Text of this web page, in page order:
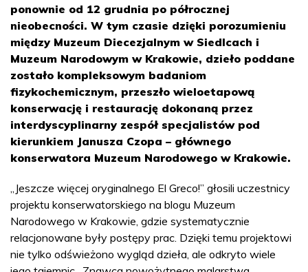
ponownie od 12 grudnia po półrocznej
nieobecności. W tym czasie dzięki porozumieniu
między Muzeum Diecezjalnym w Siedlcach i
Muzeum Narodowym w Krakowie, dzieło poddane
zostało kompleksowym badaniom
fizykochemicznym, przeszło wieloetapową
konserwację i restaurację dokonaną przez
interdyscyplinarny zespół specjalistów pod
kierunkiem Janusza Czopa – głównego
konserwatora Muzeum Narodowego w Krakowie.
„Jeszcze więcej oryginalnego El Greco!” głosili uczestnicy
projektu konserwatorskiego na blogu Muzeum
Narodowego w Krakowie, gdzie systematycznie
relacjonowane były postępy prac. Dzięki temu projektowi
nie tylko odświeżono wygląd dzieła, ale odkryto wiele